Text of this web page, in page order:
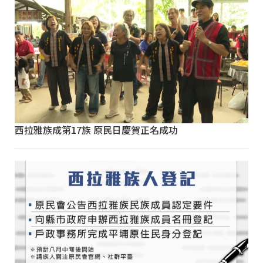
西拉雅族成第17族 原民日慶賀正名成功